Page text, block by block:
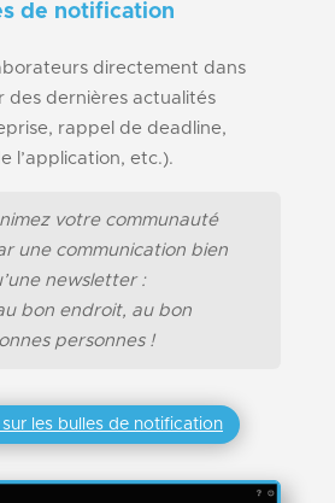
de notification
directement dans
des dernières actualités
rappel de deadline,
l’application, etc.).
votre communauté
une communication bien
newsletter :
bon endroit, au bon
personnes !
les bulles de notification